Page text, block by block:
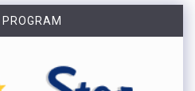
PROGRAM